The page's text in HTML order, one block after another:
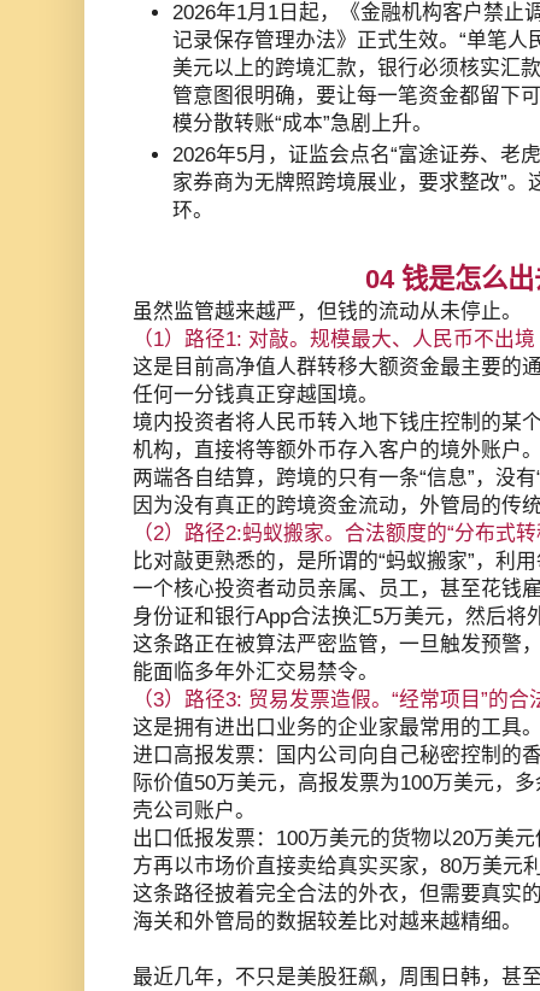
2026年1月1日起，《金融机构客户禁止
记录保存管理办法》正式生效。“单笔人
美元以上的跨境汇款，银行必须核实汇
管意图很明确，要让每一笔资金都留下
模分散转账“成本”急剧上升。
2026年5月，证监会点名“富途证券、老
家券商为无牌照跨境展业，要求整改”。
环。
04 钱是怎么
虽然监管越来越严，但钱的流动从未停止。
（1）路径1: 对敲。规模最大、人民币不出境
这是目前高净值人群转移大额资金最主要的
任何一分钱真正穿越国境。
境内投资者将人民币转入地下钱庄控制的某
机构，直接将等额外币存入客户的境外账户
两端各自结算，跨境的只有一条“信息”，没有
因为没有真正的跨境资金流动，外管局的传
（2）路径2:蚂蚁搬家。合法额度的“分布式转
比对敲更熟悉的，是所谓的“蚂蚁搬家”，利
一个核心投资者动员亲属、员工，甚至花钱
身份证和银行App合法换汇5万美元，然后将
这条路正在被算法严密监管，一旦触发预警
能面临多年外汇交易禁令。
（3）路径3: 贸易发票造假。“经常项目”的合
这是拥有进出口业务的企业家最常用的工具
进口高报发票：国内公司向自己秘密控制的
际价值50万美元，高报发票为100万美元，
壳公司账户。
出口低报发票：100万美元的货物以20万美
方再以市场价直接卖给真实买家，80万美元
这条路径披着完全合法的外衣，但需要真实
海关和外管局的数据较差比对越来越精细。
最近几年，不只是美股狂飙，周围日韩，甚